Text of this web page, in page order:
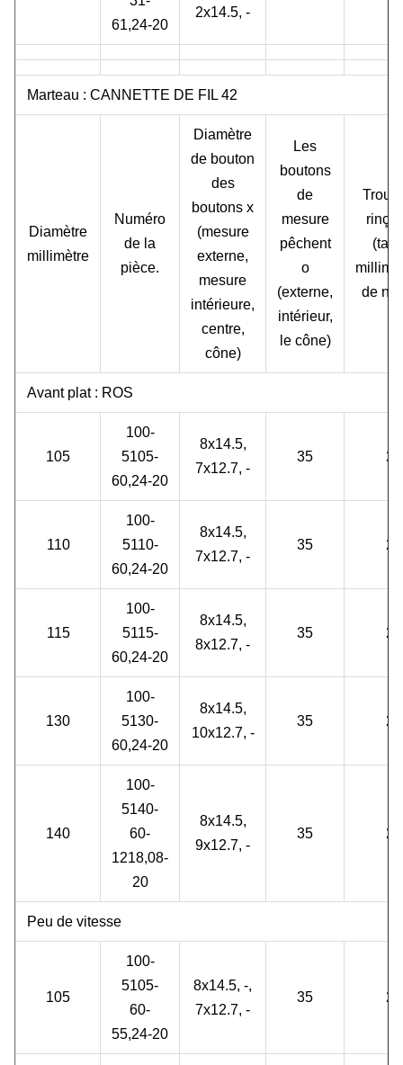
61,24-20
2x14.5, -
Marteau : CANNETTE DE FIL 42
Diamètre
millimètre
Numéro
de la
pièce.
Diamètre
de bouton
des
boutons x
(mesure
externe,
mesure
intérieure,
centre,
cône)
Les
boutons
de
mesure
pêchent
o
(externe,
intérieur,
le cône)
Trous
de
Avant plat : ROS
105
100-
5105-
60,24-20
8x14.5,
7x12.7, -
35 2
110
100-
5110-
60,24-20
8x14.5,
7x12.7, -
35 2
115
100-
5115-
60,24-20
8x14.5,
8x12.7, -
35 2
130
100-
5130-
60,24-20
8x14.5,
10x12.7, -
35 2
140
100-
5140-
60-
1218,08-
20
8x14.5,
9x12.7, -
35 2
Peu de vitesse
105
100-
5105-
60-
55,24-20
8x14.5, -,
7x12.7, -
35 2